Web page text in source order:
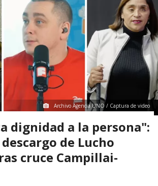
Archivo Agencia UNO / Captura de video
dignidad a la persona":
de Lucho
cruce Campillai-